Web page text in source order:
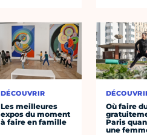
DÉCOUVRIR
Les meilleures
expos du moment
à faire en famille
Où faire
Paris
une